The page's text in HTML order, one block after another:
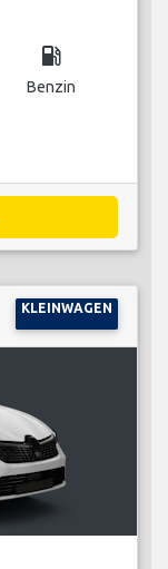
local_gas_station
Benzin
KLEINWAGEN